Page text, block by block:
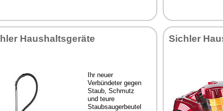
Haushaltsgeräte
Ihr neuer
Verbündeter gegen
Staub, Schmutz
und teure
Staubsaugerbeutel
Sichler